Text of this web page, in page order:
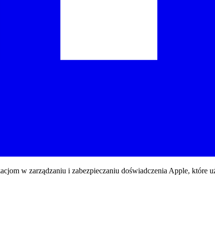
w zarządzaniu i zabezpieczaniu doświadczenia Apple, które